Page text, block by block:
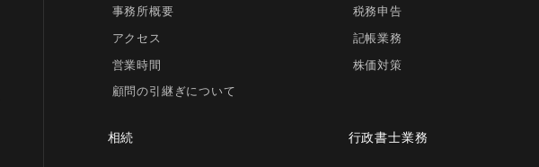
事務所概要
アクセス
営業時間
顧問の引継ぎについて
税務申告
記帳業務
株価対策
相続 行政書士業務